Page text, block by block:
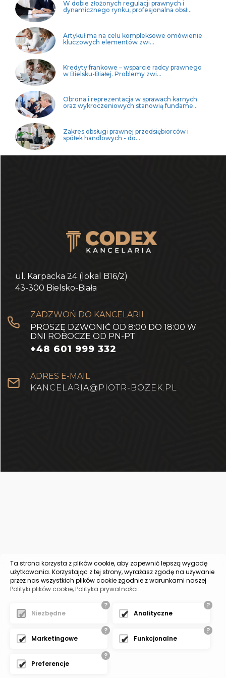
W dobie złożonych regulacji prawnych i
dynamicznego rynku, profesjonalna obsł...
Artykuł ma na celu kompleksowe omówienie
kluczowych elementów zwi...
Kredyty frankowe – wsparcie radcy prawnego
w Bielsku-Białej. Problemy zwi...
Obrona i reprezentacja w sprawach karnych
oraz wykroczeniowych stanowią fundame...
Zakres obsługi prawnej przedsiębiorców i
spółek handlowych - do...
ul. Karpacka 24 (lokal B16/2)
43-300 Bielsko-Biała
ZADZWOŃ DO KANCELARII
PROSZĘ DZWONIĆ OD 8:00 DO 18:00 W
DNI ROBOCZE OD PN-PT
+48 601 999 332
ADRES E-MAIL
KANCELARIA@PIOTR-BOZEK.PL
Ta strona korzysta z plików cookie, aby zapewnić lepszą wygodę
użytkowania. Korzystając z tej strony, wyrażasz zgodę na używanie
przez nas wszystkich plików cookie zgodnie z warunkami naszej
Polityki plików cookie,Polityka prywatności.
?
Niezbędne
?
Analityczne
?
Marketingowe
?
Funkcjonalne
?
Preferencje